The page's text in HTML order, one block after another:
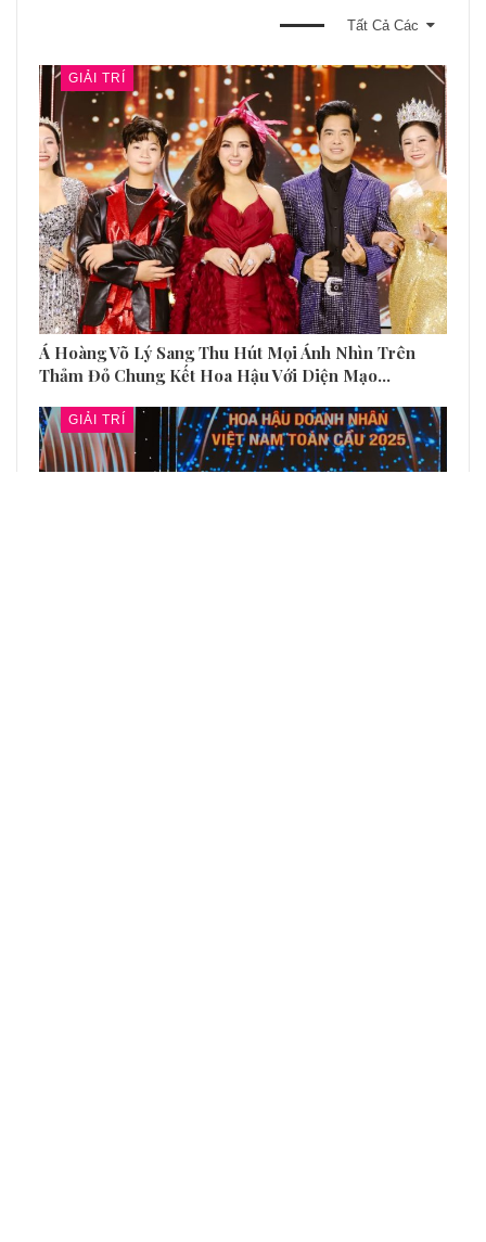
Tất Cả Các
GIẢI TRÍ
Á Hoàng Võ Lý Sang Thu Hút Mọi Ánh Nhìn Trên
Thảm Đỏ Chung Kết Hoa Hậu Với Diện Mạo…
GIẢI TRÍ